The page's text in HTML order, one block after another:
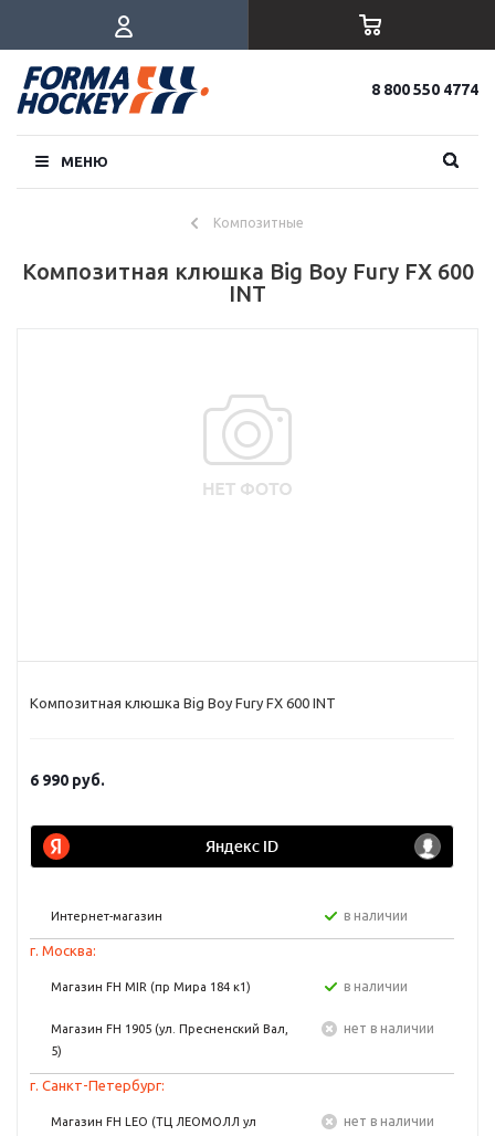
8 800 550 4774
МЕНЮ
Композитные
Композитная клюшка Big Boy Fury FX 600
INT
Композитная клюшка Big Boy Fury FX 600 INT
6 990 руб.
Интернет-магазин в наличии
г. Москва:
Магазин FH MIR (пр Мира 184 к1) в наличии
Магазин FH 1905 (ул. Пресненский Вал,
5)
Нет в наличии
г. Санкт-Петербург:
Магазин FH LEO (ТЦ ЛЕОМОЛЛ ул
Нет в наличии